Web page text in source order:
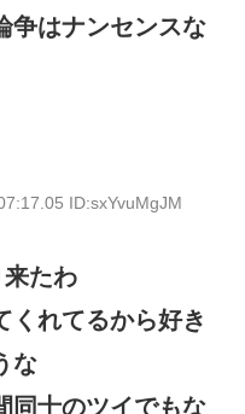
争はナンセンスな
ID:sxYvuMgJM
たわ
くれてるから好き
な
同士のツイでもな